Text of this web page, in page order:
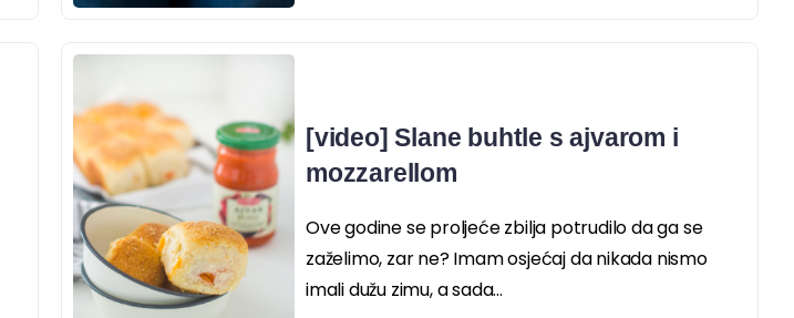
[video] Slane buhtle s ajvarom i
mozzarellom
Ove godine se proljeće zbilja potrudilo da ga se
zaželimo, zar ne? Imam osjećaj da nikada nismo
imali dužu zimu, a sada...